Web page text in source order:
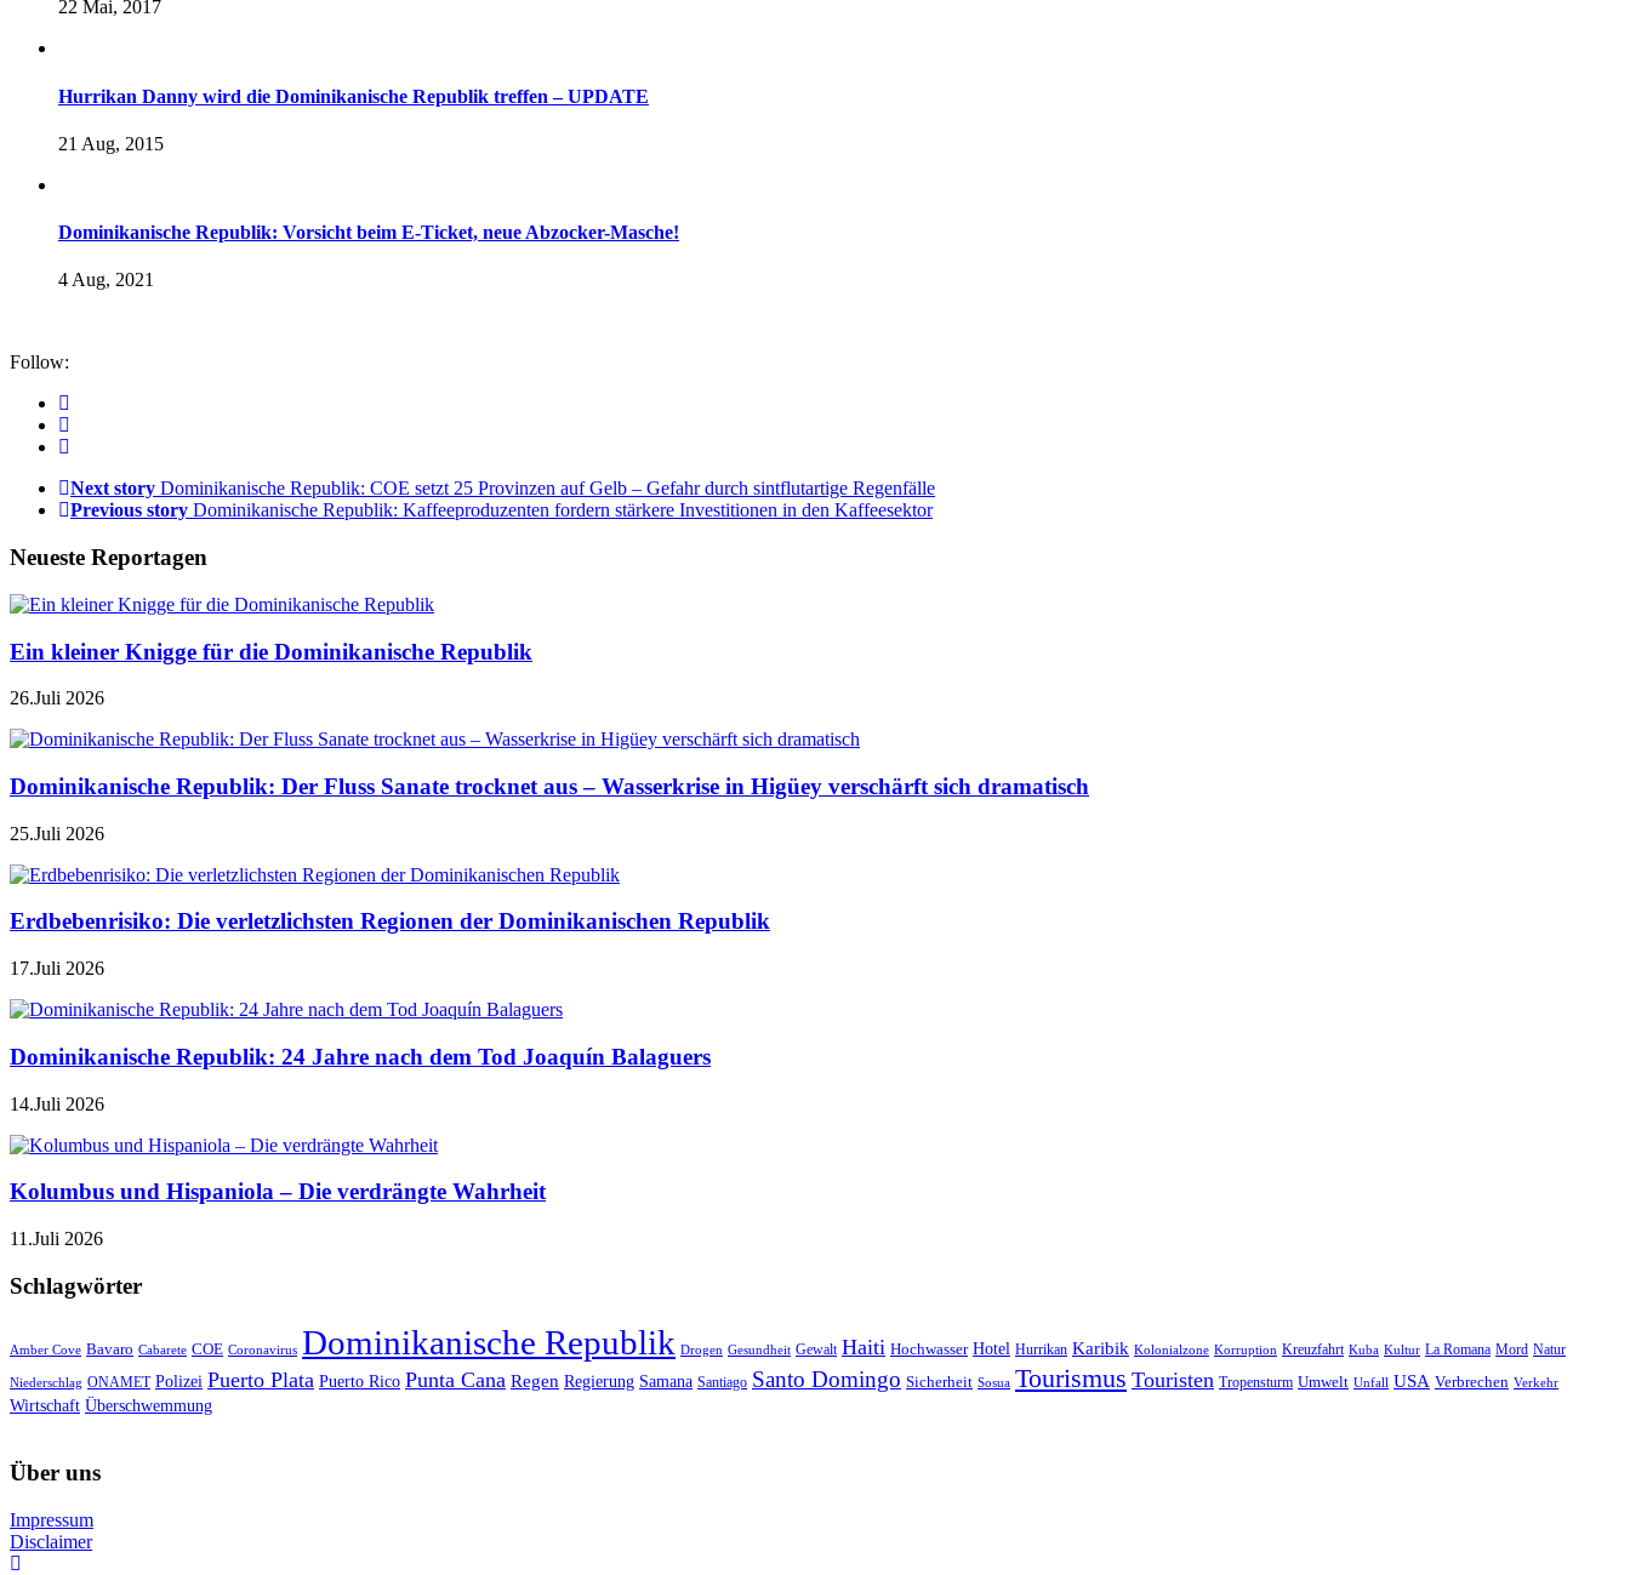
22 Mai, 2017
Hurrikan Danny wird die Dominikanische Republik treffen – UPDATE
21 Aug, 2015
Dominikanische Republik: Vorsicht beim E-Ticket, neue Abzocker-Masche!
4 Aug, 2021
Follow:
Next story Dominikanische Republik: COE setzt 25 Provinzen auf Gelb – Gefahr durch sintflutartige Regenfälle
Previous story Dominikanische Republik: Kaffeeproduzenten fordern stärkere Investitionen in den Kaffeesektor
Neueste Reportagen
Ein kleiner Knigge für die Dominikanische Republik
26.Juli 2026
Dominikanische Republik: Der Fluss Sanate trocknet aus – Wasserkrise in Higüey verschärft sich dramatisch
25.Juli 2026
Erdbebenrisiko: Die verletzlichsten Regionen der Dominikanischen Republik
17.Juli 2026
Dominikanische Republik: 24 Jahre nach dem Tod Joaquín Balaguers
14.Juli 2026
Kolumbus und Hispaniola – Die verdrängte Wahrheit
11.Juli 2026
Schlagwörter
Amber Cove Bavaro Cabarete COE Coronavirus Dominikanische Republik Drogen Gesundheit Gewalt Haiti Hochwasser Hotel Hurrikan Karibik Kolonialzone Korruption Kreuzfahrt Kuba Kultur La Romana Mord Natur
Niederschlag ONAMET Polizei Puerto Plata Puerto Rico Punta Cana Regen Regierung Samana Santiago Santo Domingo Sicherheit Sosua Tourismus Touristen Tropensturm Umwelt Unfall USA Verbrechen Verkehr
Wirtschaft Überschwemmung
Über uns
Impressum
Disclaimer